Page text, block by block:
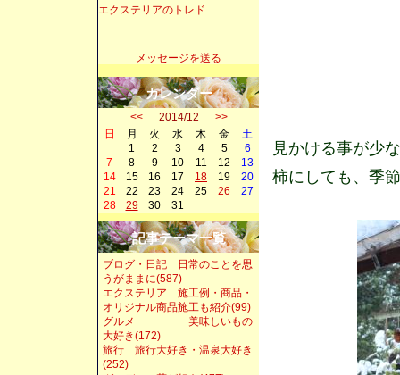
見かける事が少
柿にしても、季
エクステリアのトレド
メッセージを送る
カレンダー
<<2014/12 >>
日
月 火 水 木 金
土
1
2 3 4 5
6
7
8 9 10 11 12
13
14
15 16 17 18 19
20
21
22 23 24 25 26
27
28
29 30 31
記事テーマ一覧
ブログ・日記 日常のことを思
うがままに(587)
エクステリア 施工例・商品・
オリジナル商品施工も紹介(99)
グルメ 美味しいもの
大好き(172)
旅行 旅行大好き・温泉大好き
(252)